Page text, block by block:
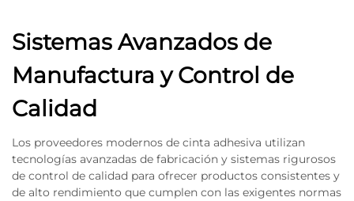
Sistemas Avanzados de
Manufactura y Control de
Calidad
Los proveedores modernos de cinta adhesiva utilizan
tecnologías avanzadas de fabricación y sistemas rigurosos
de control de calidad para ofrecer productos consistentes y
de alto rendimiento que cumplen con las exigentes normas